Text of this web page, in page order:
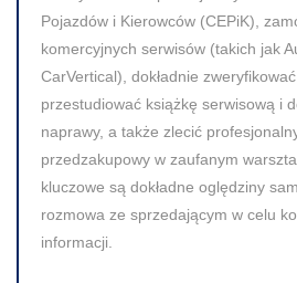
Pojazdów i Kierowców (CEPiK),
komercyjnych serwisów (takich jak
CarVertical), dokładnie
przestudiować książkę serwisową i
naprawy, a także zlecić
przedzakupowy w zaufanym
kluczowe są dokładne oględziny
rozmowa ze sprzedającym w celu
informacji.